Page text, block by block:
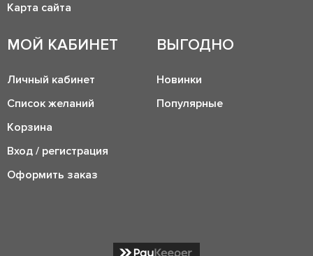
Карта сайта
МОЙ КАБИНЕТ
Личный кабинет
Список желаний
Корзина
Вход / регистрация
Оформить заказ
ВЫГОДНО
Новинки
Популярные